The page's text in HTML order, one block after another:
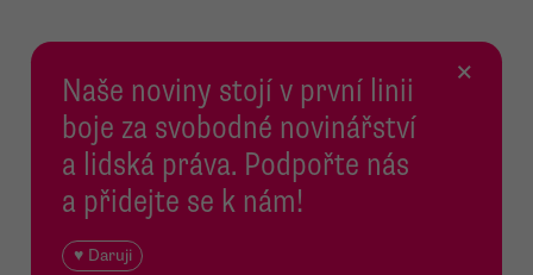
Naše noviny stojí v první linii
boje za svobodné novinářství
a lidská práva. Podpořte nás
a přidejte se k nám!
♥ Daruji
×